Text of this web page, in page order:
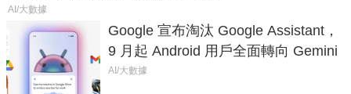
AI/大數據
Google 宣布淘汰 Google Assistant，
9 月起 Android 用戶全面轉向 Gemini
AI/大數據